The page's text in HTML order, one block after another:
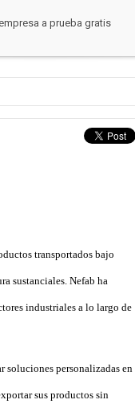
a prueba gratis
transportados bajo
sustanciales. Nefab ha
industriales a lo largo de
soluciones personalizadas en
sus productos sin